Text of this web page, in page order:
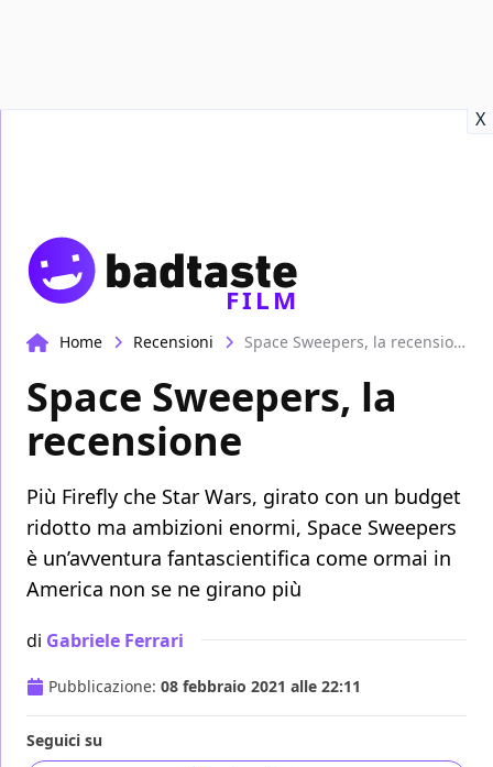
X
FILM
Home Recensioni Space Sweepers, la recensione
Space Sweepers, la
recensione
Più Firefly che Star Wars, girato con un budget
ridotto ma ambizioni enormi, Space Sweepers
è un’avventura fantascientifica come ormai in
America non se ne girano più
di Gabriele Ferrari
Pubblicazione: 08 febbraio 2021 alle 22:11
Seguici su